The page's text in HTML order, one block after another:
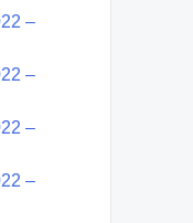
–
–
–
–